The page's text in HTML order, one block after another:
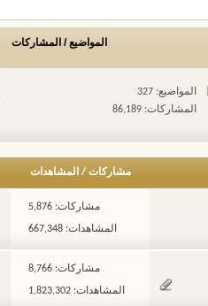
المواضيع / المشاركات
مشاهدة
هذا
المواضيع: 327
المشاركات: 86,189
مشاركات/ المشاهدات
مشاركات: 5,876
المشاهدات: 667,348
مشاركات: 8,766
المشاهدات: 1,823,302